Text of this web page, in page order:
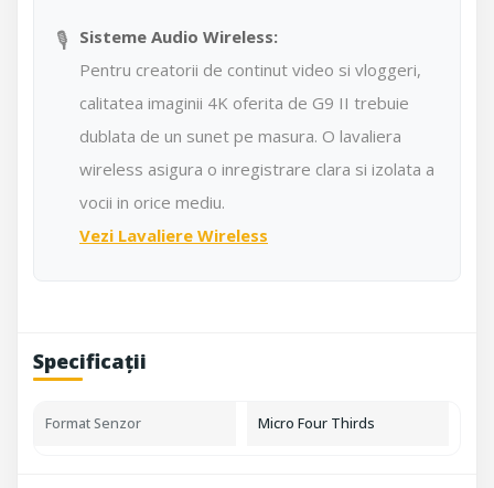
🎙️ Sisteme Audio Wireless:
Pentru creatorii de continut video si vloggeri,
calitatea imaginii 4K oferita de G9 II trebuie
dublata de un sunet pe masura. O lavaliera
wireless asigura o inregistrare clara si izolata a
vocii in orice mediu.
Vezi Lavaliere Wireless
Specificații
Format Senzor Micro Four Thirds